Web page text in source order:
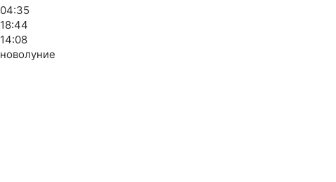
04:35
18:44
14:08
новолуние